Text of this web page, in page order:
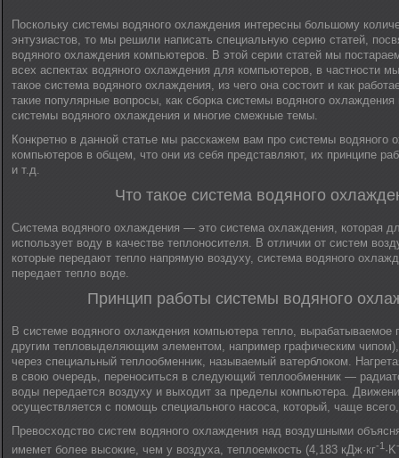
Поскольку системы водяного охлаждения интересны большому
энтузиастов, то мы решили написать специальную серию статей,
водяного охлаждения компьютеров. В этой серии статей мы
всех аспектах водяного охлаждения для компьютеров, в частности
такое система водяного охлаждения, из чего она состоит и как
такие популярные вопросы, как сборка системы водяного
системы водяного охлаждения и многие смежные темы.
Конкретно в данной статье мы расскажем вам про системы водяного
компьютеров в общем, что они из себя представляют, их принципе
и т.д.
Что такое система водяного
Система водяного охлаждения — это система охлаждения, которая
использует воду в качестве теплоносителя. В отличии от систем
которые передают тепло напрямую воздуху, система водяного
передает тепло воде.
Принцип работы системы водяного
В системе водяного охлаждения компьютера тепло, вырабатываемое
другим тепловыделяющим элементом, например графическим
через специальный теплообменник, называемый ватерблоком.
в свою очередь, переноситься в следующий теплообменник —
воды передается воздуху и выходит за пределы компьютера.
осуществляется с помощь специального насоса, который, чаще
Превосходство систем водяного охлаждения над воздушными
имемет более высокие, чем у воздуха, теплоемкость (4,183 кДж·кг-1 ·K